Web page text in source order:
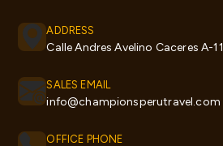
ADDRESS
Calle Andres Avelino Caceres A-11
SALES EMAIL
info@championsperutravel.com
OFFICE PHONE